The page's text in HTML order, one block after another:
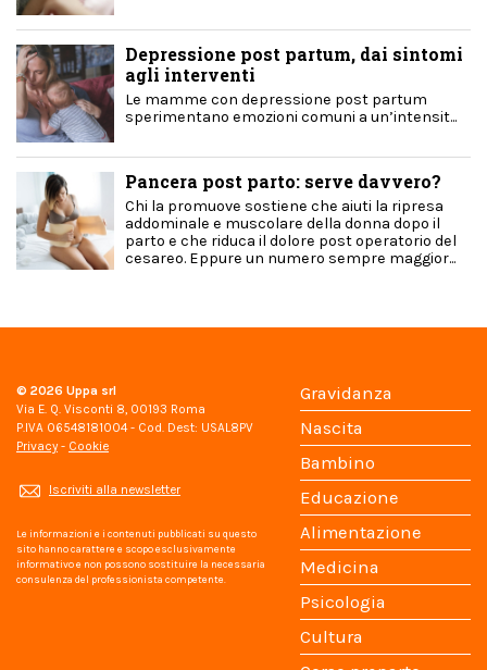
Depressione post partum, dai sintomi
agli interventi
Le mamme con depressione post partum
sperimentano emozioni comuni a un’intensit...
Pancera post parto: serve davvero?
Chi la promuove sostiene che aiuti la ripresa
addominale e muscolare della donna dopo il
parto e che riduca il dolore post operatorio del
cesareo. Eppure un numero sempre maggior...
© 2026 Uppa srl
Via E. Q. Visconti 8, 00193 Roma
P.IVA 06548181004 - Cod. Dest: USAL8PV
Privacy - Cookie
Iscriviti alla newsletter
Le informazioni e i contenuti pubblicati su questo
sito hanno carattere e scopo esclusivamente
informativo e non possono sostituire la necessaria
consulenza del professionista competente.
Gravidanza
Nascita
Bambino
Educazione
Alimentazione
Medicina
Psicologia
Cultura